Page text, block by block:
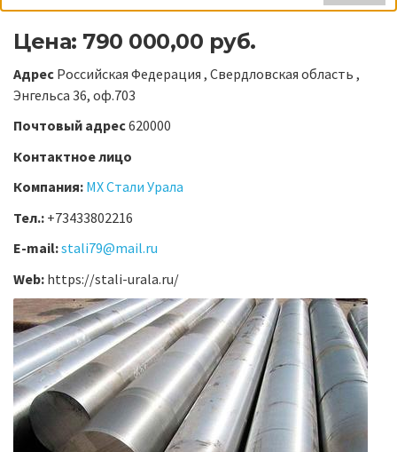
Цена: 790 000,00 руб.
Адрес Российская Федерация , Свердловская область ,
Энгельса 36, оф.703
Почтовый адрес620000
Контактное лицо
Компания: МХ Стали Урала
Тел.: +73433802216
E-mail:stali79@mail.ru
Web: https://stali-urala.ru/